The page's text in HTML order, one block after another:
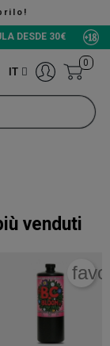
DESDE 30€
IT
0
venduti